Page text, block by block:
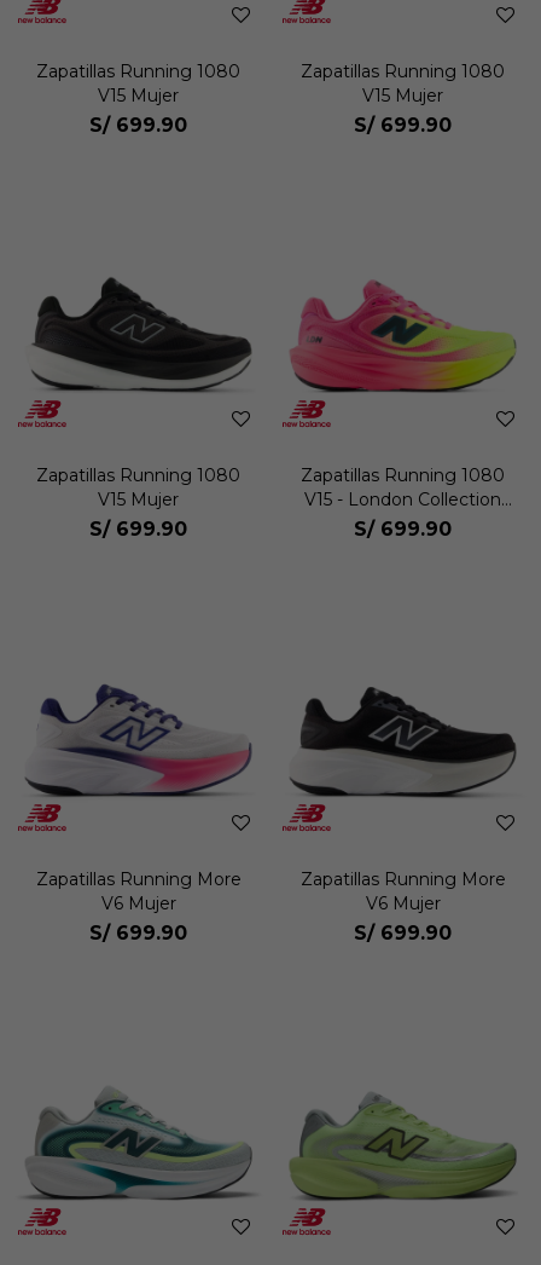
Zapatillas Running 1080
V15 Mujer
S/ 699.90
Zapatillas Running 1080
V15 Mujer
S/ 699.90
Zapatillas Running 1080
V15 Mujer
S/ 699.90
Zapatillas Running 1080
V15 - London Collection
Mujer
S/ 699.90
Zapatillas Running More
V6 Mujer
S/ 699.90
Zapatillas Running More
V6 Mujer
S/ 699.90